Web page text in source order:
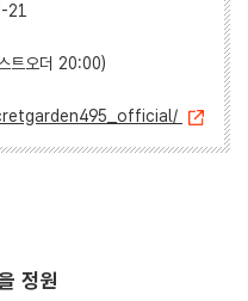
21
트오더 20:00)
정원